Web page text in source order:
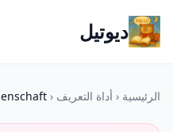
ديوتيل
الرئيسية ‹ أداة التعريف ‹